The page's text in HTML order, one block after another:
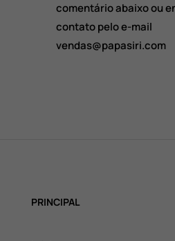
comentário abaixo ou
contato pelo e-mail
vendas@papasiri.com
PRINCIPAL